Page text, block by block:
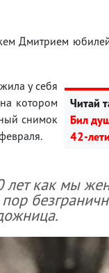
Дмитрием
Читай
Бил
42-
у себя
котором
снимок
как мы